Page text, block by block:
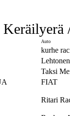
Keräilyerä
Auto
kurhe
Taksi
FIAT
Ritari